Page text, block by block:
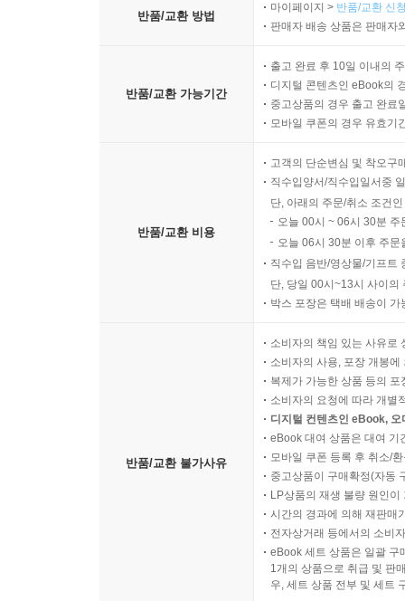
반품/교환 방법
마이페이지 > 반품/교환 신
판매자 배송 상품은 판매자
반품/교환 가능기간
출고 완료 후 10일 이내의
디지털 콘텐츠인 eBook의
중고상품의 경우 출고 완료
모바일 쿠폰의 경우 유효기
반품/교환 비용
고객의 단순변심 및 착오구
직수입양서/직수입일서중
단, 아래의 주문/취소 조건
오늘 00시 ~ 06시 30분
오늘 06시 30분 이후 주
직수입 음반/영상물/기프트
단, 당일 00시~13시 사이의
박스 포장은 택배 배송이
반품/교환 불가사유
소비자의 책임 있는 사유로
소비자의 사용, 포장 개봉
복제가 가능한 상품 등의
소비자의 요청에 따라 개별
디지털 컨텐츠인 eBook,
eBook 대여 상품은 대여 기
모바일 쿠폰 등록 후 취소/
중고상품이 구매확정(자동
LP상품의 재생 불량 원인
시간의 경과에 의해 재판매
전자상거래 등에서의 소비
eBook 세트 상품은 일괄 구
1개의 상품으로 취급 및 판
우, 세트 상품 전부 및 세트